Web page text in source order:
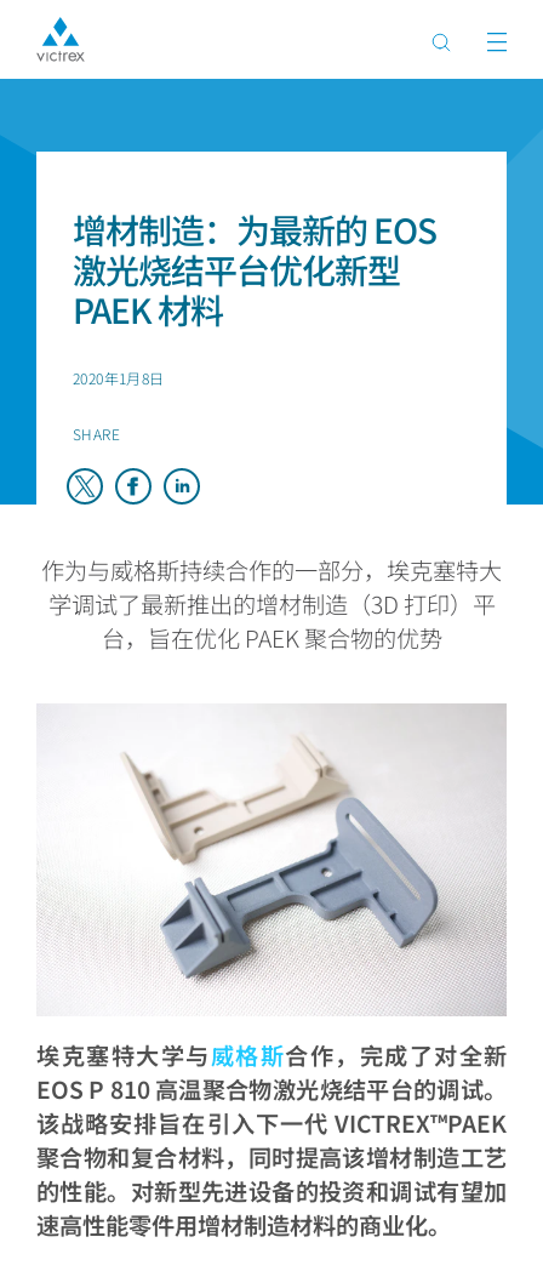
增材制造：为最新的 EOS
激光烧结平台优化新型
PAEK 材料
2020年1月8日
SHARE
作为与威格斯持续合作的一部分，埃克塞特大
学调试了最新推出的增材制造（3D 打印）平
台，旨在优化 PAEK 聚合物的优势
埃克塞特大学与威格斯合作，完成了对全新
EOS P 810 高温聚合物激光烧结平台的调试。
该战略安排旨在引入下一代 VICTREX™PAEK
聚合物和复合材料，同时提高该增材制造工艺
的性能。对新型先进设备的投资和调试有望加
速高性能零件用增材制造材料的商业化。